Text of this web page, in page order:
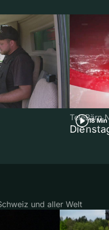
18 Min
TeleBärn
und aller Welt